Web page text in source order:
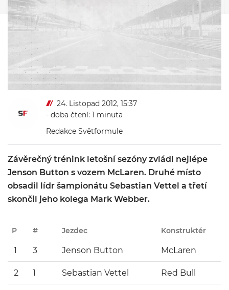
24. Listopad 2012, 15:37
- doba čtení: 1 minuta
Redakce Světformule
Závěrečný trénink letošní sezóny zvládl nejlépe
Jenson Button s vozem McLaren. Druhé místo
obsadil lídr šampionátu Sebastian Vettel a třetí
skončil jeho kolega Mark Webber.
P # Jezdec Konstruktér
1 3 Jenson Button McLaren
2 1 Sebastian Vettel Red Bull